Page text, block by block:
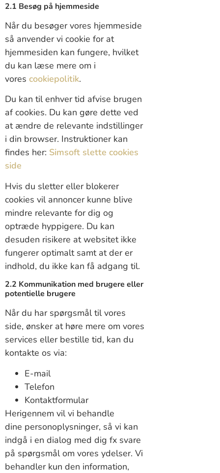
2.1 Besøg på hjemmeside
Når du besøger vores hjemmeside
så anvender vi cookie for at
hjemmesiden kan fungere, hvilket
du kan læse mere om i
vores cookiepolitik.
Du kan til enhver tid afvise brugen
af cookies. Du kan gøre dette ved
at ændre de relevante indstillinger
i din browser. Instruktioner kan
findes her: Simsoft slette cookies
side
Hvis du sletter eller blokerer
cookies vil annoncer kunne blive
mindre relevante for dig og
optræde hyppigere. Du kan
desuden risikere at websitet ikke
fungerer optimalt samt at der er
indhold, du ikke kan få adgang til.
2.2 Kommunikation med brugere eller
potentielle brugere
Når du har spørgsmål til vores
side, ønsker at høre mere om vores
services eller bestille tid, kan du
kontakte os via:
E-mail
Telefon
Kontaktformular
Herigennem vil vi behandle
dine personoplysninger, så vi kan
indgå i en dialog med dig fx svare
på spørgsmål om vores ydelser. Vi
behandler kun den information,